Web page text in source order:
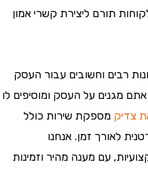
תורם ליצירת קשרי אמון
וחשובים עבור העסק
על העסק ומוסיפים לו
מספקת שירות כולל
זמן. אנחנו
עם מענה מהיר וזמינות